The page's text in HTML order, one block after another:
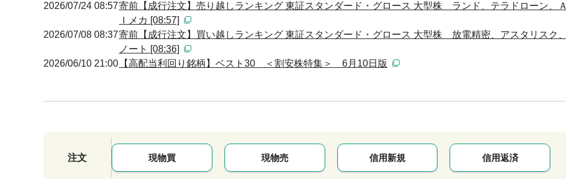
2026/07/24 08:57寄前【成行注文】売り越しランキング 東証スタンダード・グロース 大型株 ランド、テラドローン、Ａ
Ｉメカ [08:57]
2026/07/08 08:37寄前【成行注文】買い越しランキング 東証スタンダード・グロース 大型株 放電精密、アスタリスク、
ノート [08:36]
2026/06/10 21:00 【高配当利回り銘柄】ベスト30 ＜割安株特集＞ 6月10日版
注文 現物買 現物売 信用新規 信用返済